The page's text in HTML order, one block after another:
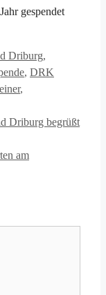
gespendet
Driburg,
, DRK
,
Driburg begrüßt
am